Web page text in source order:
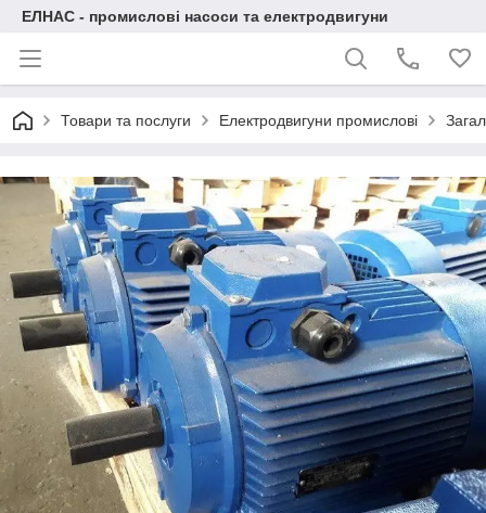
ЕЛНАС - промислові насоси та електродвигуни
Товари та послуги Електродвигуни промислові